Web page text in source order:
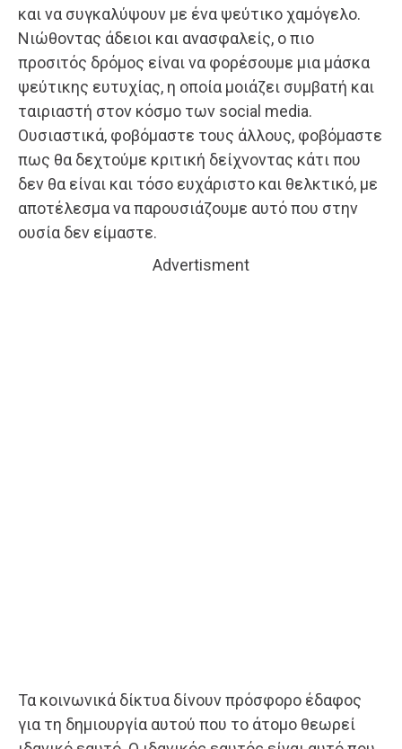
και να συγκαλύψουν με ένα ψεύτικο χαμόγελο.
Νιώθοντας άδειοι και ανασφαλείς, ο πιο
προσιτός δρόμος είναι να φορέσουμε μια μάσκα
ψεύτικης ευτυχίας, η οποία μοιάζει συμβατή και
ταιριαστή στον κόσμο των social media.
Ουσιαστικά, φοβόμαστε τους άλλους, φοβόμαστε
πως θα δεχτούμε κριτική δείχνοντας κάτι που
δεν θα είναι και τόσο ευχάριστο και θελκτικό, με
αποτέλεσμα να παρουσιάζουμε αυτό που στην
ουσία δεν είμαστε.
Advertisment
Τα κοινωνικά δίκτυα δίνουν πρόσφορο έδαφος
για τη δημιουργία αυτού που το άτομο θεωρεί